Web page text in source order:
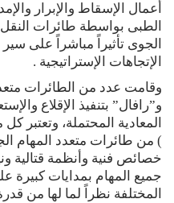
أعمال الإسقاط والإبرار
الطبى بواسطة طائرات النقل
الجوى تأثيراً مباشراً على
الإتجاهات الإستراتيجية .
و”رافال” بتنفيذ الإقلاع
) من طائرات متعدد المهام
خصائص فنية وأنظمة قتالية
جميع المهام بمدايات كبيرة
المختلفة نظراً لما لها من